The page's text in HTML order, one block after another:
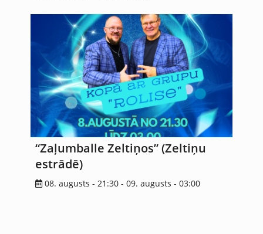
“Zaļumballe Zeltiņos” (Zeltiņu
estrādē)
08. augusts - 21:30 -09. augusts - 03:00